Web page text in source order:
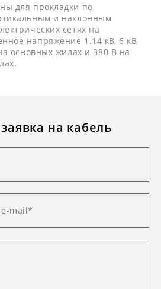
для прокладки по
и наклонным
сетях на
напряжение 1.14 кВ, 6 кВ,
основных жилах и 380 В на
на кабель